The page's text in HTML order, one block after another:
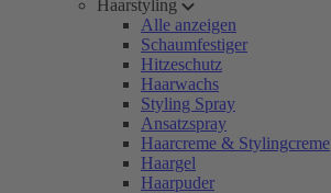
Haarstyling
Alle anzeigen
Schaumfestiger
Hitzeschutz
Haarwachs
Styling Spray
Ansatzspray
Haarcreme & Stylingcreme
Haargel
Haarpuder